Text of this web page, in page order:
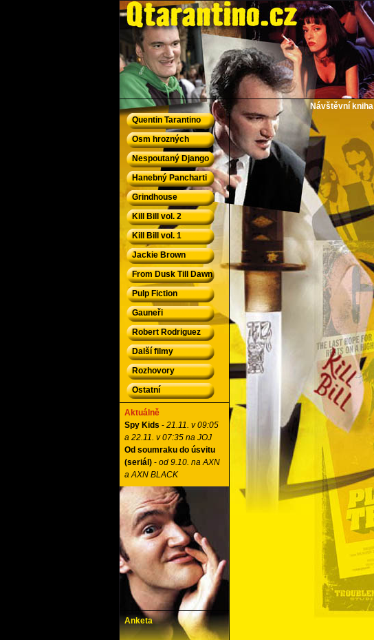
QTarantino.cz - Quentin Tarantino
Návštěvní kniha
Quentin Tarantino
Osm hrozných
Nespoutaný Django
Hanebný Pancharti
Grindhouse
Kill Bill vol. 2
Kill Bill vol. 1
Jackie Brown
From Dusk Till Dawn
Pulp Fiction
Gauneři
Robert Rodriguez
Další filmy
Rozhovory
Ostatní
Aktuálně
Spy Kids - 21.11. v 09:05
a 22.11. v 07:35 na JOJ
Od soumraku do úsvitu
(seriál)- od 9.10. na AXN
a AXN BLACK
Anketa